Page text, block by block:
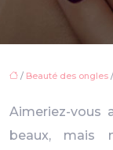
/ Beauté des ongles
Aimeriez-vous
beaux, mais